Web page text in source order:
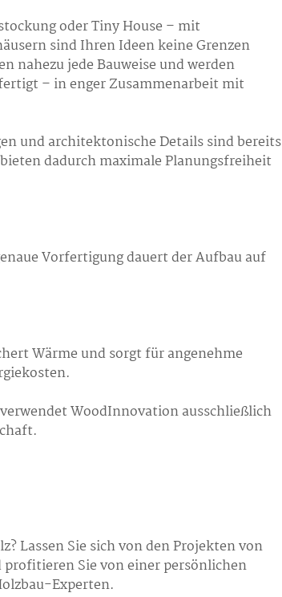
oder Tiny House – mit
sind Ihren Ideen keine Grenzen
nahezu jede Bauweise und werden
– in enger Zusammenarbeit mit
und architektonische Details sind bereits
dadurch maximale Planungsfreiheit
Vorfertigung dauert der Aufbau auf
Wärme und sorgt für angenehme
WoodInnovation ausschließlich
Lassen Sie sich von den Projekten von
Sie von einer persönlichen
Experten.